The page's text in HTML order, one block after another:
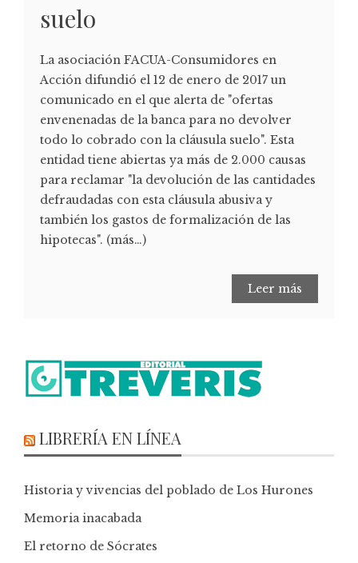
suelo
La asociación FACUA-Consumidores en
Acción difundió el 12 de enero de 2017 un
comunicado en el que alerta de "ofertas
envenenadas de la banca para no devolver
todo lo cobrado con la cláusula suelo". Esta
entidad tiene abiertas ya más de 2.000 causas
para reclamar "la devolución de las cantidades
defraudadas con esta cláusula abusiva y
también los gastos de formalización de las
hipotecas". (más…)
Leer más
LIBRERÍA EN LÍNEA
Historia y vivencias del poblado de Los Hurones
Memoria inacabada
El retorno de Sócrates